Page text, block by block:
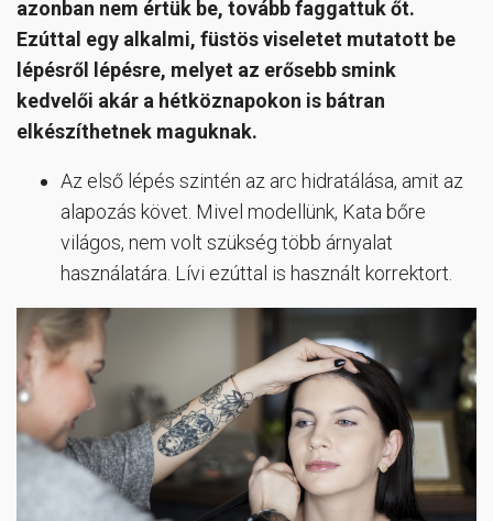
azonban nem értük be, tovább faggattuk őt.
Ezúttal egy alkalmi, füstös viseletet mutatott be
lépésről lépésre, melyet az erősebb smink
kedvelői akár a hétköznapokon is bátran
elkészíthetnek maguknak.
Az első lépés szintén az arc hidratálása, amit az
alapozás követ. Mivel modellünk, Kata bőre
világos, nem volt szükség több árnyalat
használatára. Lívi ezúttal is használt korrektort.